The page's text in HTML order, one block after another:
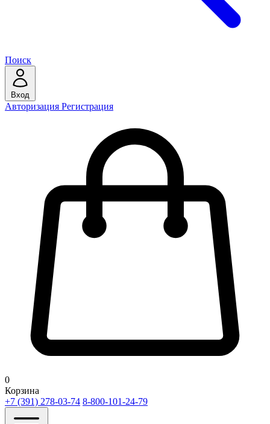
Поиск
Вход
Авторизация Регистрация
0
Корзина
+7 (391) 278-03-74 8-800-101-24-79